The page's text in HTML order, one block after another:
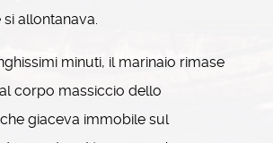
allontanava.
minuti, il marinaio rimase
corpo massiccio dello
giaceva immobile sul